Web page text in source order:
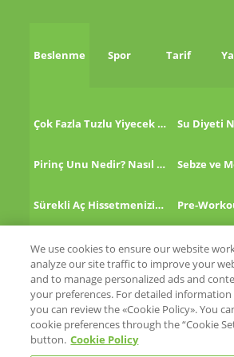
Beslenme Spor Tarif
Çok Fazla Tuzlu Yiyecek Tükettikten Sonra Ne Yapmalı?
Pirinç Unu Nedir? Nasıl Tüketilir?
Sürekli Aç Hissetmenizin 8 Nedeni!
Kinoa Nedir, Nasıl Tüketilir?
We use cookies to ensure our website
analyze our site traffic to improve your
and to manage personalized ads and
your preferences. For detailed
you can review the «Cookie Policy». You
cookie preferences through the “Cookie
button. Cookie Policy